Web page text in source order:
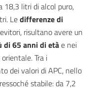
18,3 litri di alcol puro,
Ledifferenze di
risultano avere un
di 65 anni di etàe nei
Tra i
dei valori di APC, nello
stabile: da 7,2